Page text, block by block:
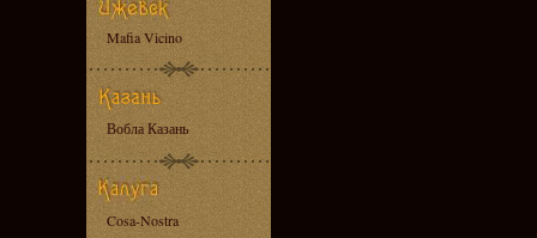
Mafia Vicino
Вобла Казань
Cosa-Nostra